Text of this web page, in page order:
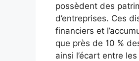
possèdent des
d’entreprises. Ces
financiers et
que près de 10 %
ainsi l’écart entre